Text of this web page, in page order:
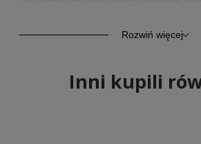
wysokiej jakości nadruków sprawia, że
dostępna jest w
mógł znaleźć tę idealnie pasującą do
to nie tylko ubranie – to
Rozwiń więcej
Inni kupili